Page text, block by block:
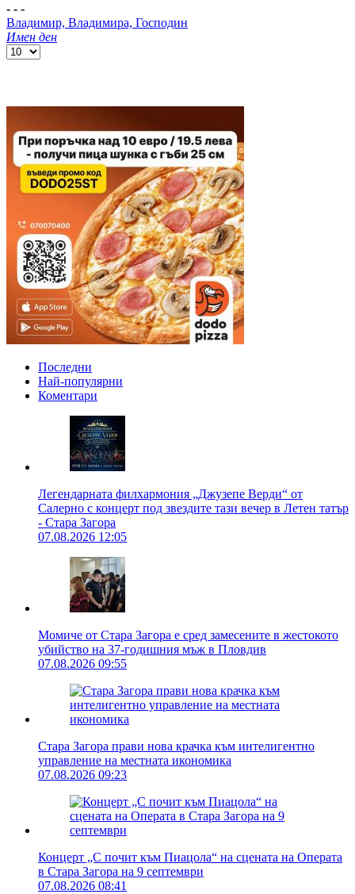
- - -
Владимир, Владимира, Господин
Имен ден
Последни
Най-популярни
Коментари
Легендарната филхармония „Джузепе Верди“ от
Салерно с концерт под звездите тази вечер в Летен татър
- Стара Загора
07.08.2026 12:05
Момиче от Стара Загора е сред замесените в жестокото
убийство на 37-годишния мъж в Пловдив
07.08.2026 09:55
Стара Загора прави нова крачка към интелигентно
управление на местната икономика
07.08.2026 09:23
Концерт „С почит към Пиацола“ на сцената на Операта
в Стара Загора на 9 септември
07.08.2026 08:41